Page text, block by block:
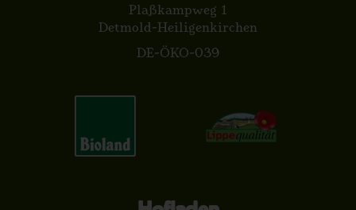
Plaßkampweg 1
Detmold-Heiligenkirchen
DE-ÖKO-039